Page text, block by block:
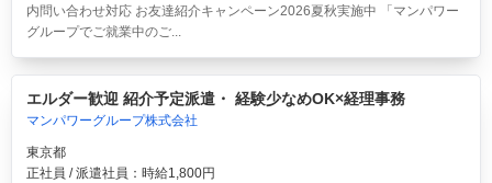
内問い合わせ対応 お友達紹介キャンペーン2026夏秋実施中 「マンパワー
グループでご就業中のご...
エルダー歓迎 紹介予定派遣・ 経験少なめOK×経理事務
マンパワーグループ株式会社
東京都
正社員 / 派遣社員：時給1,800円